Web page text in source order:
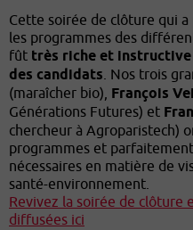
Cette soirée de clôture qui
les programmes des
fût très riche et
des candidats. Nos trois
(maraîcher bio), François
Générations Futures) et
chercheur à Agroparistech)
programmes et
nécessaires en matière de
santé-environnement.
Revivez la soirée de clôture
diffusées ici